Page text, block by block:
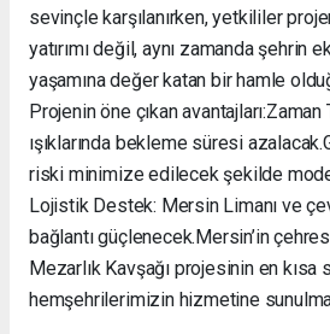
sevinçle karşılanırken, yetkililer
yatırımı değil, aynı zamanda şehrin
yaşamına değer katan bir hamle
Projenin öne çıkan avantajları:
ışıklarında bekleme süresi azalacak.
riski minimize edilecek şekilde
Lojistik Destek: Mersin Limanı ve
bağlantı güçlenecek. ​Mersin’in
Mezarlık Kavşağı projesinin en kısa
hemşehrilerimizin hizmetine